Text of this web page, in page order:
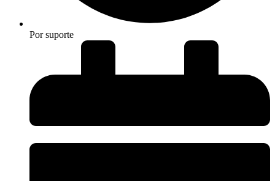
Porsuporte